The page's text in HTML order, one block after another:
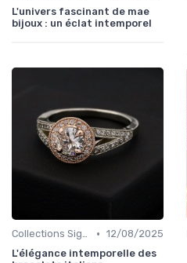
L'univers fascinant de mae
bijoux : un éclat intemporel
Collections Signature • 12/08/2025
L'élégance intemporelle des